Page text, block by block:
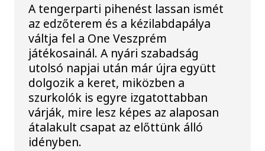
A tengerparti pihenést lassan ismét
az edzőterem és a kézilabdapálya
váltja fel a One Veszprém
játékosainál. A nyári szabadság
utolsó napjai után már újra együtt
dolgozik a keret, miközben a
szurkolók is egyre izgatottabban
várják, mire lesz képes az alaposan
átalakult csapat az előttünk álló
idényben.